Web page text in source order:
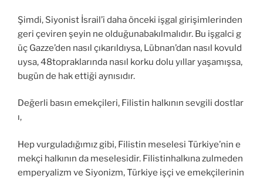
Şimdi, Siyonist İsrail’i daha önceki işgal girişimlerinden
geri çeviren şeyin ne olduğunabakılmalıdır. Bu işgalci g
üç Gazze’den nasıl çıkarıldıysa, Lübnan’dan nasıl kovuld
uysa, 48topraklarında nasıl korku dolu yıllar yaşamışsa,
bugün de hak ettiği aynısıdır.
Değerli basın emekçileri, Filistin halkının sevgili dostlar
ı,
Hep vurguladığımız gibi, Filistin meselesi Türkiye’nin e
mekçi halkının da meselesidir. Filistinhalkına zulmeden
emperyalizm ve Siyonizm, Türkiye işçi ve emekçilerinin